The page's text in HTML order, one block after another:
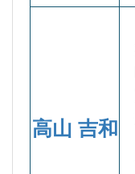
高山 吉和